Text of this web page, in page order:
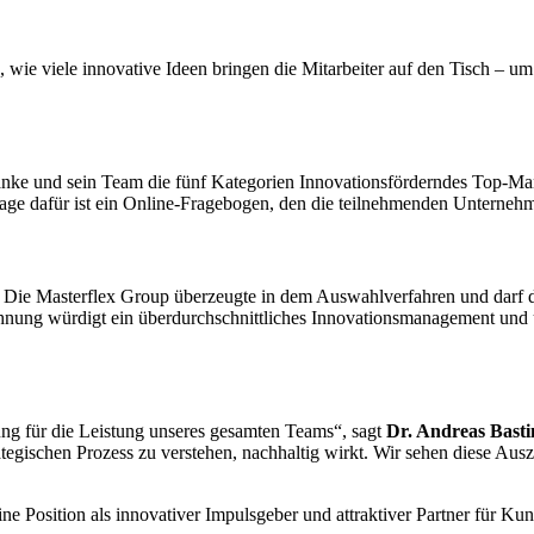
viele innovative Ideen bringen die Mitarbeiter auf den Tisch –
und sein Team die fünf Kategorien Innovationsförderndes Top-
dafür ist ein Online-Fragebogen, den die teilnehmenden
Masterflex Group überzeugte in dem Auswahlverfahren und darf
würdigt ein überdurchschnittliches Innovationsmanagement
für die Leistung unseres gesamten Teams“, sagt Dr. Andreas
Prozess zu verstehen, nachhaltig wirkt. Wir sehen diese
Position als innovativer Impulsgeber und attraktiver Partner für